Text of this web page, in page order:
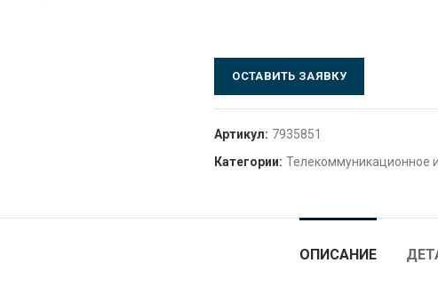
ОСТАВИТЬ ЗАЯВКУ
Артикул: 7935851
Категории: Телекоммуникационное
ОПИСАНИЕ